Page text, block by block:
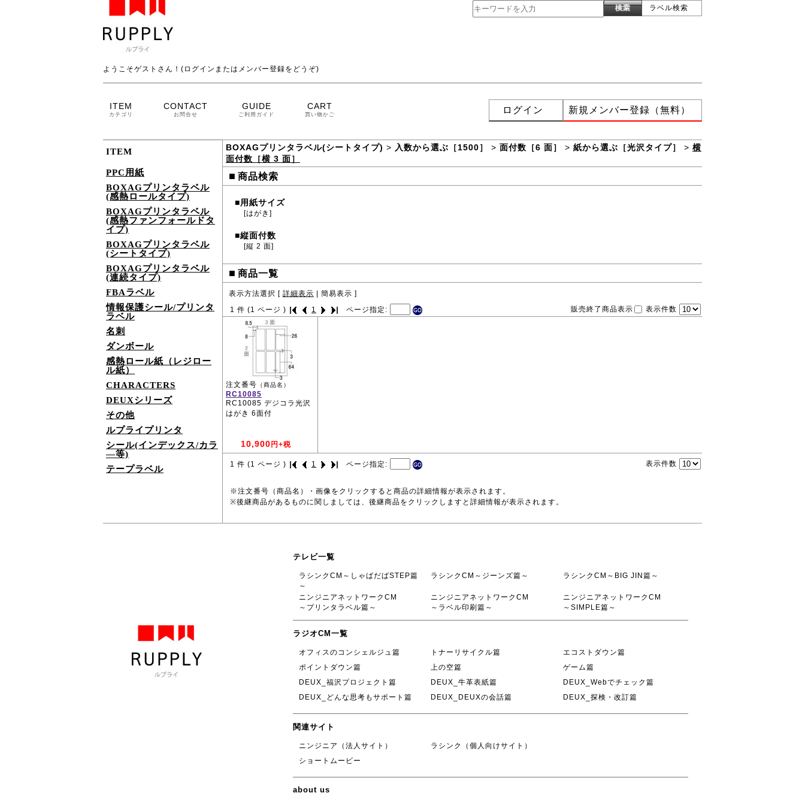
ラベル検索
ようこそゲストさん！(ログインまたはメンバー登録をどうぞ)
ITEM
カテゴリ
CONTACT
お問合せ
GUIDE
ご利用ガイド
CART
買い物かご ログイン 新規メンバー登録（無料）
ITEM
PPC用紙
BOXAGプリンタラベル
(感熱ロールタイプ)
BOXAGプリンタラベル
(感熱ファンフォールドタ
イプ)
BOXAGプリンタラベル
(シートタイプ)
BOXAGプリンタラベル
(連続タイプ)
FBAラベル
情報保護シール/プリンタ
ラベル
名刺
ダンボール
感熱ロール紙（レジロー
ル紙）
CHARACTERS
DEUXシリーズ
その他
ルプライプリンタ
シール(インデックス/カラ
―等)
テープラベル
BOXAGプリンタラベル(シートタイプ) > 入数から選ぶ［1500］ > 面付数［6 面］ > 紙から選ぶ［光沢タイプ］ > 横
面付数［横 3 面］
■ 商品検索
■用紙サイズ
[はがき]
■縦面付数
[縦 2 面]
■ 商品一覧
表示方法選択 [ 詳細表示 簡易表示 ]
1 件 (1 ページ ) 1 ページ指定: 販売終了商品表示 表示件数
注文番号 （商品名）
RC10085
RC10085 デジコラ光沢
はがき 6面付
10,900 円+税
1 件 (1 ページ ) 1 ページ指定: 表示件数
※注文番号（商品名）・画像をクリックすると商品の詳細情報が表示されます。
※後継商品があるものに関しましては、後継商品をクリックしますと詳細情報が表示されます。
テレビ一覧
ラシンクCM～しゃばだばSTEP篇
～
ラシンクCM～ジーンズ篇～ ラシンクCM～BIG JIN篇～
ニンジニアネットワークCM
～プリンタラベル篇～
ニンジニアネットワークCM
～ラベル印刷篇～
ニンジニアネットワークCM
～SIMPLE篇～
ラジオCM一覧
オフィスのコンシェルジュ篇 トナーリサイクル篇
エコストダウン篇
ポイントダウン篇
上の空篇
ゲーム篇
DEUX_福沢プロジェクト篇
DEUX_牛革表紙篇
DEUX_Webでチェック篇
DEUX_どんな思考もサポート篇
DEUX_DEUXの会話篇 DEUX_探検・改訂篇
関連サイト
ニンジニア（法人サイト）
ラシンク（個人向けサイト）
ショートムービー
about us